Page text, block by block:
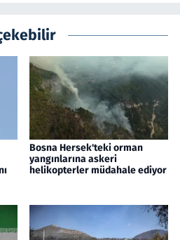
Bosna Hersek'teki orman
yangınlarına askeri
helikopterler müdahale ediyor